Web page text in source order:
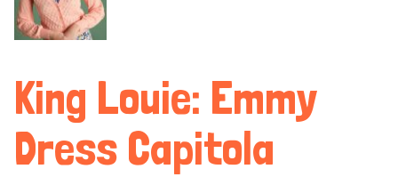
King Louie: Emmy
Dress Capitola